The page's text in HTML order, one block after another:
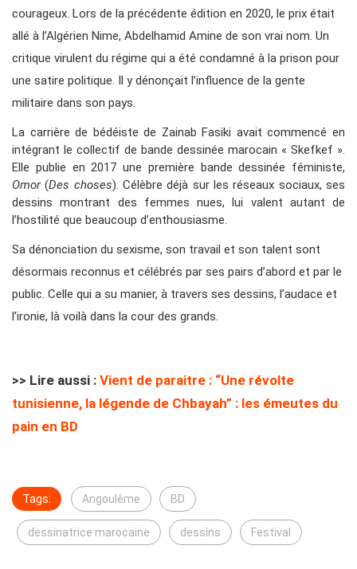
courageux. Lors de la précédente édition en 2020, le prix était
allé à l’Algérien Nime, Abdelhamid Amine de son vrai nom. Un
critique virulent du régime qui a été condamné à la prison pour
une satire politique. Il y dénonçait l’influence de la gente
militaire dans son pays.
La carrière de bédéiste de Zainab Fasiki avait commencé en
intégrant le collectif de bande dessinée marocain « Skefkef ».
Elle publie en 2017 une première bande dessinée féministe,
Omor(Des choses). Célèbre déjà sur les réseaux sociaux, ses
dessins montrant des femmes nues, lui valent autant de
l’hostilité que beaucoup d’enthousiasme.
Sa dénonciation du sexisme, son travail et son talent sont
désormais reconnus et célébrés par ses pairs d’abord et par le
public. Celle qui a su manier, à travers ses dessins, l’audace et
l’ironie, là voilà dans la cour des grands.
>> Lire aussi : Vient de paraitre : “Une révolte
tunisienne, la légende de Chbayah” : les émeutes du
pain en BD
Tags: Angoulême BD
dessinatrice marocaine dessins Festival